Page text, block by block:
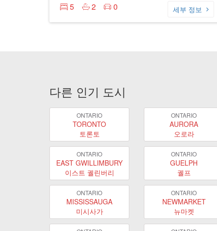
5 2 0 세부 정보
다른 인기 도시
ONTARIO
TORONTO
토론토
ONTARIO
AURORA
오로라
ONTARIO
EAST GWILLIMBURY
이스트 궬린버리
ONTARIO
GUELPH
궬프
ONTARIO
MISSISSAUGA
미시사가
ONTARIO
NEWMARKET
뉴마켓